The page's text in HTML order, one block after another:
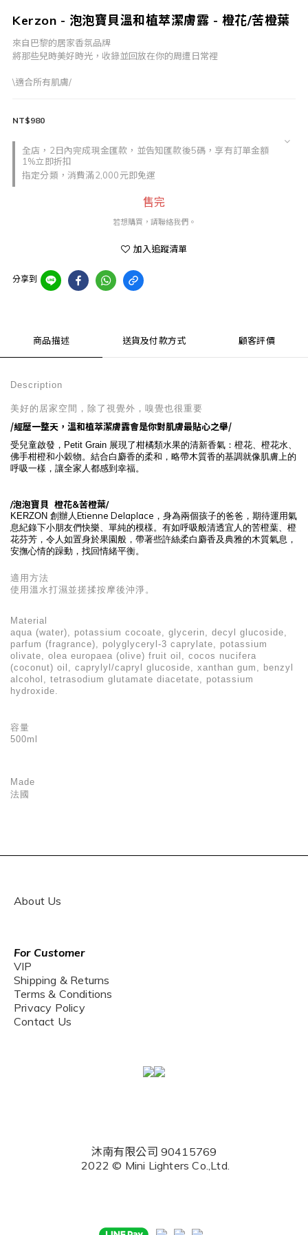
Kerzon - 泡泡寶貝溫和植萃潔膚露 - 橙花/苦橙葉
來自巴黎的居家香氛品牌
將那些兒時美好時光，收錄並回放在你的周遭日常裡
\適合所有肌膚/
全店，2日內完成現金匯款，並告知匯款後5碼，享有訂單金額
1%立即折扣
指定分類，消費滿2,000元即免運
NT$980
售完
若想購買，請聯絡我們。
加入追蹤清單
分享到
商品描述 送貨及付款方式 顧客評價
Description
美好的居家空間，除了視覺外，嗅覺也很重要
/經歷一整天，溫和植萃潔膚露會是你對肌膚最貼心之舉/
受兒童啟發，Petit Grain 展現了柑橘類水果的清新香氣：橙花、橙花水、
佛手柑橙和小穀物。結合白麝香的柔和，略帶木質香的基調就像肌膚上的
呼吸一樣，讓全家人都感到幸福。
/泡泡寶貝 橙花&苦橙葉/
KERZON 創辦人Etienne Delaplace ，身為兩個孩子的爸爸，期待運用氣
息紀錄下小朋友們快樂、單純的模樣。有如呼吸般清透宜人的苦橙葉、橙
花芬芳，令人如置身於果園般，帶著些許絲柔白麝香及典雅的木質氣息，
安撫心情的躁動，找回情緒平衡。
適用方法
使用溫水打濕並搓揉按摩後沖淨。
Material
aqua (water), potassium cocoate, glycerin, decyl glucoside,
parfum (fragrance), polyglyceryl-3 caprylate, potassium
olivate, olea europaea (olive) fruit oil, cocos nucifera
(coconut) oil, caprylyl/capryl glucoside, xanthan gum, benzyl
alcohol, tetrasodium glutamate diacetate, potassium
hydroxide.
容量
500ml
Made
法國
About Us
For Customer
VIP
Shipping & Returns
Terms & Conditions
Privacy Policy
Contact Us
沐南有限公司 90415769
2022 © Mini Lighters Co.,Ltd.